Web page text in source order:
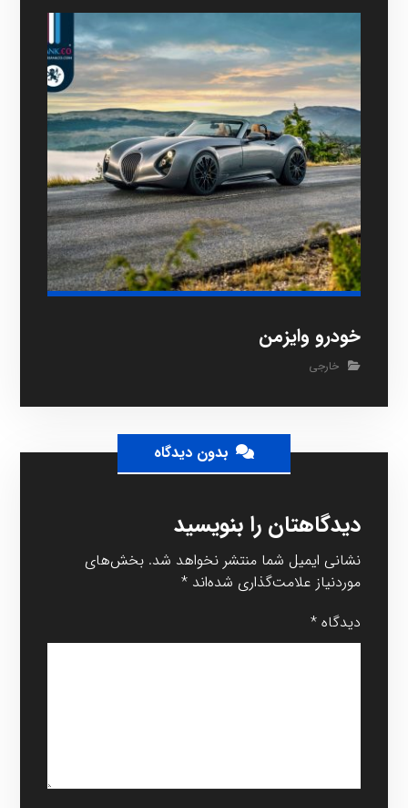
خودرو وایزمن
خارجی
بدون دیدگاه
دیدگاهتان را بنویسید
نشانی ایمیل شما منتشر نخواهد شد. بخش‌های
موردنیاز علامت‌گذاری شده‌اند*
دیدگاه*